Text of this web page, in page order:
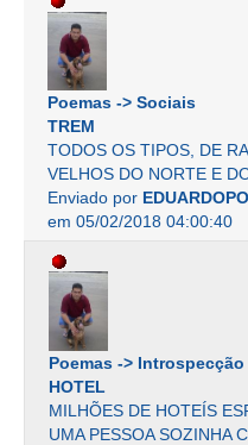
Poemas -> Sociais
TREM
TODOS OS TIPOS, DE
VELHOS DO NORTE E
Enviado por
em 05/02/2018 04:00:40
Poemas -> Introspecção
HOTEL
MILHÕES DE HOTEÍS
UMA PESSOA SOZINHA